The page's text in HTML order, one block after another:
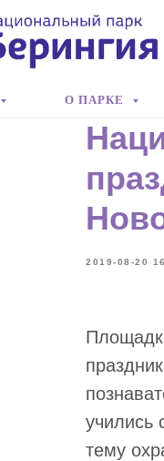
О ПАРКЕ
2019-08-20
учились
тему